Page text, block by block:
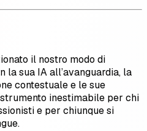
il nostro modo di
la sua IA all’avanguardia, la
contestuale e le sue
inestimabile per chi
e per chiunque si